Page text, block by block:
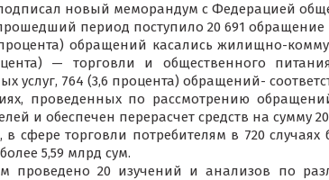
новый меморандум с Федерацией
период поступило 20 691
обращений касались жилищно-
— торговли и общественного
услуг, 764 (3,6 процента) обращений-
проведенных по рассмотрению
и обеспечен перерасчет средств на сумму
в сфере торговли потребителям в 720
5,59 млрд сум.
проведено 20 изучений и анализов по